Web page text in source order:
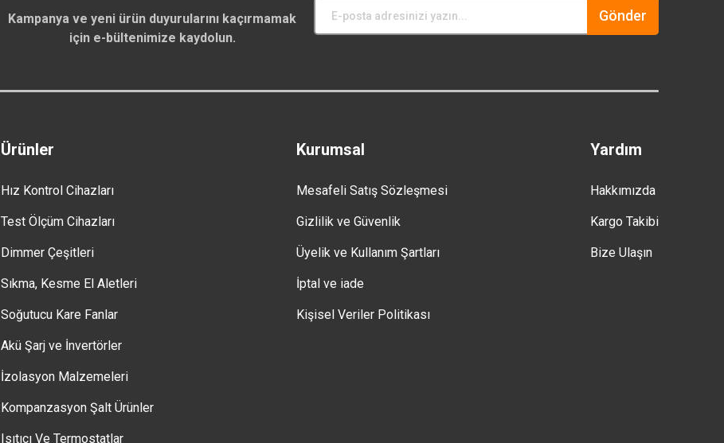
Kampanya ve yeni ürün duyurularını kaçırmamak
için e-bültenimize kaydolun.
Gönder
Ürünler
Hız Kontrol Cihazları
Test Ölçüm Cihazları
Dimmer Çeşitleri
Sıkma, Kesme El Aletleri
Soğutucu Kare Fanlar
Akü Şarj ve İnvertörler
İzolasyon Malzemeleri
Kompanzasyon Şalt Ürünler
Isıtıcı Ve Termostatlar
Kurumsal
Mesafeli Satış Sözleşmesi
Gizlilik ve Güvenlik
Üyelik ve Kullanım Şartları
İptal ve iade
Kişisel Veriler Politikası
Yardım
Hakkımızda
Kargo Takibi
Bize Ulaşın